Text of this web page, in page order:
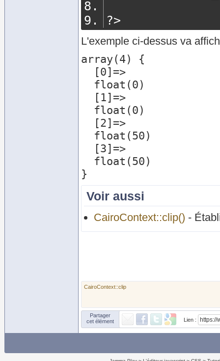
?>
L'exemple ci-dessus va
array(4) {
Voir aussi
CairoContext::clip() -
CairoContext::clip
Partager
cet élément
Lien :